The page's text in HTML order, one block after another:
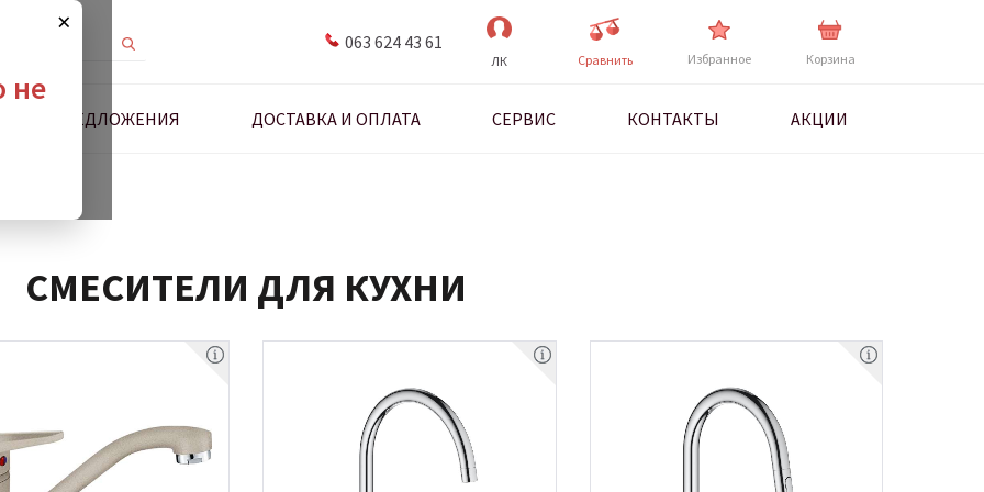
×
не
063 624 43 61
ЛК Cравнить Избранное Корзина
ПРЕДЛОЖЕНИЯ ДОСТАВКА И ОПЛАТА СЕРВИС КОНТАКТЫ АКЦИИ
СМЕСИТЕЛИ ДЛЯ КУХНИ